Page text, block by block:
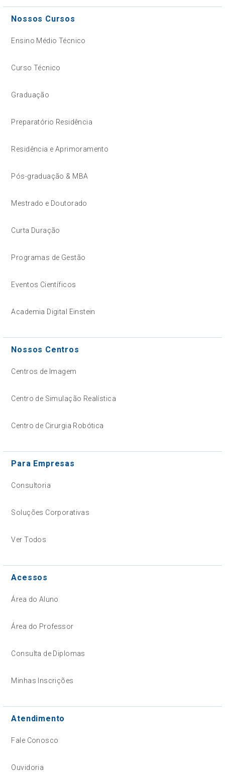
Nossos Cursos
Ensino Médio Técnico
Curso Técnico
Graduação
Preparatório Residência
Residência e Aprimoramento
Pós-graduação & MBA
Mestrado e Doutorado
Curta Duração
Programas de Gestão
Eventos Científicos
Academia Digital Einstein
Nossos Centros
Centros de Imagem
Centro de Simulação Realística
Centro de Cirurgia Robótica
Para Empresas
Consultoria
Soluções Corporativas
Ver Todos
Acessos
Área do Aluno
Área do Professor
Consulta de Diplomas
Minhas Inscrições
Atendimento
Fale Conosco
Ouvidoria